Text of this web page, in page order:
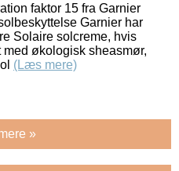
faktor 15 fra Garnier
Garnier har
Solaire solcreme, hvis
økologisk sheasmør,
(Læs mere)
»